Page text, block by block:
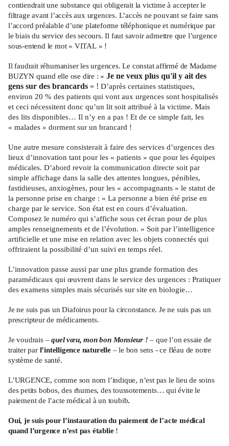
contiendrait une substance qui obligerait la victime à accepter le
filtrage avant l’accès aux urgences. L’accès ne pouvant se faire sans
l’accord préalable d’une plateforme téléphonique et numérique par
le biais du service des secours. Il faut savoir admettre que l’urgence
sous-entend le mot « VITAL » !
Il faudrait réhumaniser les urgences. Le constat affirmé de Madame
BUZYN quand elle ose dire : «Je ne veux plus qu'il y ait des
gens sur des brancards » ! D’après certaines statistiques,
environ 20 % des patients qui vont aux urgences sont hospitalisés
et ceci nécessitent donc qu’un lit soit attribué à la victime. Mais
des lits disponibles… Il n’y en a pas ! Et de ce simple fait, les
« malades » dorment sur un brancard !
Une autre mesure consisterait à faire des services d’urgences des
lieux d’innovation tant pour les « patients » que pour les équipes
médicales. D’abord revoir la communication directe soit par
simple affichage dans la salle des attentes longues, pénibles,
fastidieuses, anxiogènes, pour les « accompagnants » le statut de
la personne prise en charge : « La personne a bien été prise en
charge par le service. Son état est en cours d’évaluation.
Composez le numéro qui s’affiche sous cet écran pour de plus
amples renseignements et de l’évolution. » Soit par l’intelligence
artificielle et une mise en relation avec les objets connectés qui
offriraient la possibilité d’un suivi en temps réel.
L’innovation passe aussi par une plus grande formation des
paramédicaux qui œuvrent dans le service des urgences : Pratiquer
des examens simples mais sécurisés sur site en biologie…
Je ne suis pas un Diafoirus pour la circonstance. Je ne suis pas un
prescripteur de médicaments.
Je voudrais –quel vœu, mon bon Monsieur ! – que l’on essaie de
traiter par l’intelligence naturelle– le bon sens - ce fléau de notre
système de santé.
L’URGENCE, comme son nom l’indique, n’est pas le lieu de soins
des petits bobos, des rhumes, des toussotements… qui évite le
paiement de l’acte médical à un toubib.
Oui, je suis pour l’instauration du paiement de l’acte médical
quand l’urgence n’est pas établie !